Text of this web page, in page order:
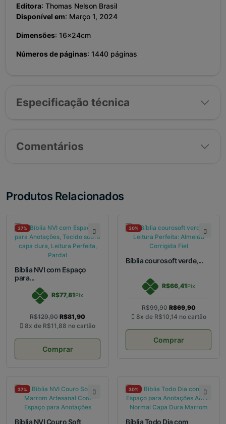
Editora: Thomas Nelson Brasil
Disponível em: Março 1, 2024
Dimensões: 16x24cm
Números de páginas: 1440 páginas
Especificação técnica
Comentários
Produtos Relacionados
37%
Bíblia NVI com Espaço
para...
R$77,81Pix
R$129,90 R$81,90
8x de R$11,88 no cartão
Comprar
30%
Bíblia courosoft verde,...
R$66,41Pix
R$99,90 R$69,90
8x de R$10,14 no cartão
Comprar
37%
Bíblia NVI Couro Soft
30%
Bíblia Todo Dia com